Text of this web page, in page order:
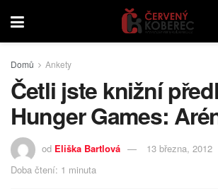
Domů Ankety
Četli jste knižní
Hunger Games:
od Eliška Bartlová
13 března, 2012
Doba čtení: 1 minuta